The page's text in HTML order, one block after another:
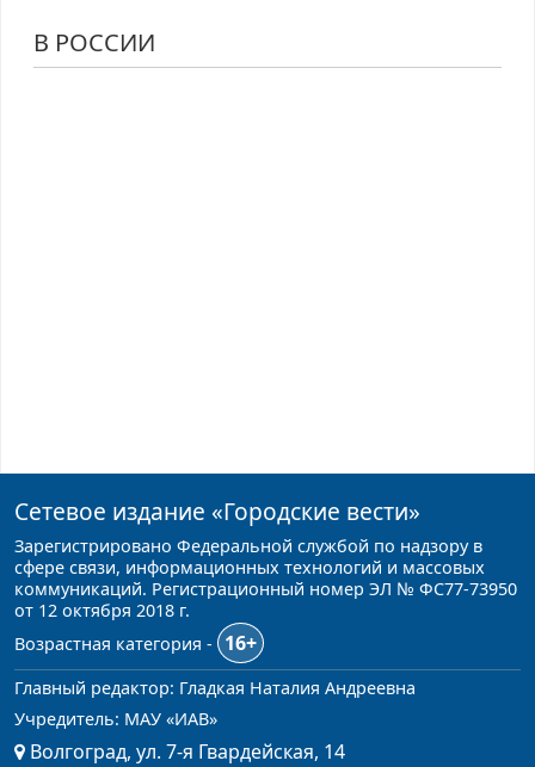
В РОССИИ
Сетевое издание «Городские вести»
Зарегистрировано Федеральной службой по надзору в
сфере связи, информационных технологий и массовых
коммуникаций. Регистрационный номер ЭЛ № ФС77-73950
от 12 октября 2018 г.
Возрастная категория -
16+
Главный редактор: Гладкая Наталия Андреевна
Учредитель: МАУ «ИАВ»
Волгоград, ул. 7-я Гвардейская, 14